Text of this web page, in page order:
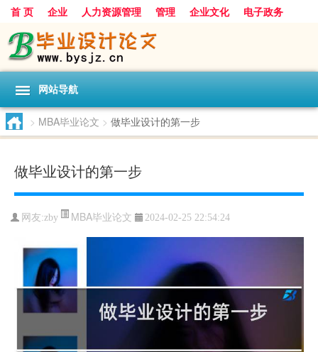
首 页 企业 人力资源管理 管理 企业文化
电子政务
数据
旅游 项目 浅谈 发展
网站导航
> MBA毕业论文 > 做毕业设计的第一步
做毕业设计的第一步
网友:zby MBA毕业论文 2024-02-25 22:54:24